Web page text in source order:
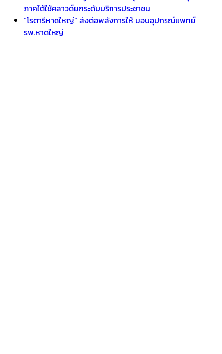
ภาคใต้ใช้คลาวด์ยกระดับบริการประชาชน
“โรตารีหาดใหญ่” ส่งต่อพลังการให้ มอบอุปกรณ์แพทย์
รพ.หาดใหญ่